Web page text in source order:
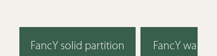
FancY solid partition FancY wall